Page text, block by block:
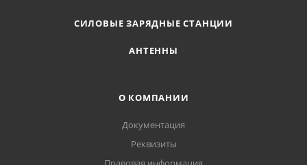
СИЛОВЫЕ ЗАРЯДНЫЕ СТАНЦИИ
АНТЕННЫ
О КОМПАНИИ
Документация
Реквизиты